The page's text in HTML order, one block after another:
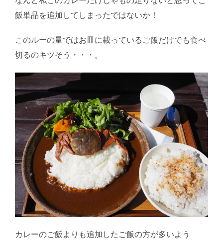
飯単品を追加してしまったではないか！
このルーの量ではお皿に載っているご飯だけでも食べ
切るのキツそう・・・。
カレーのご飯よりも追加したご飯の方が多いよう